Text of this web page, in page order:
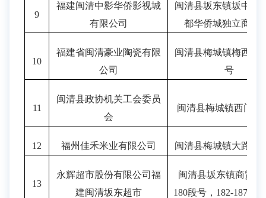
9
福建闽清中影华侨影视城
有限公司
闽清县坂东镇坂中路
都华侨城独立商场
10
福建省闽清豪业陶瓷有限
公司
闽清县梅城镇梅西新
号
11
闽清县政协机关工会委员
会
闽清县梅城镇西门街
12 福州佳禾米业有限公司 闽清县梅城镇大路村
13
永辉超市股份有限公司福
建闽清坂东超市
闽清县坂东镇商贸街
180段号，182-187段